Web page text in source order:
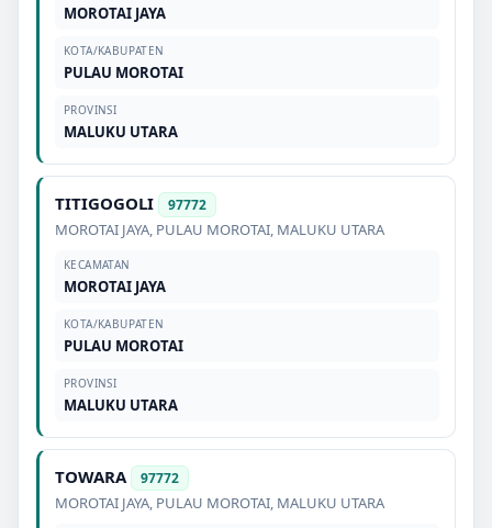
MOROTAI JAYA
KOTA/KABUPATEN
PULAU MOROTAI
PROVINSI
MALUKU UTARA
TITIGOGOLI 97772
MOROTAI JAYA, PULAU MOROTAI, MALUKU UTARA
KECAMATAN
MOROTAI JAYA
KOTA/KABUPATEN
PULAU MOROTAI
PROVINSI
MALUKU UTARA
TOWARA 97772
MOROTAI JAYA, PULAU MOROTAI, MALUKU UTARA